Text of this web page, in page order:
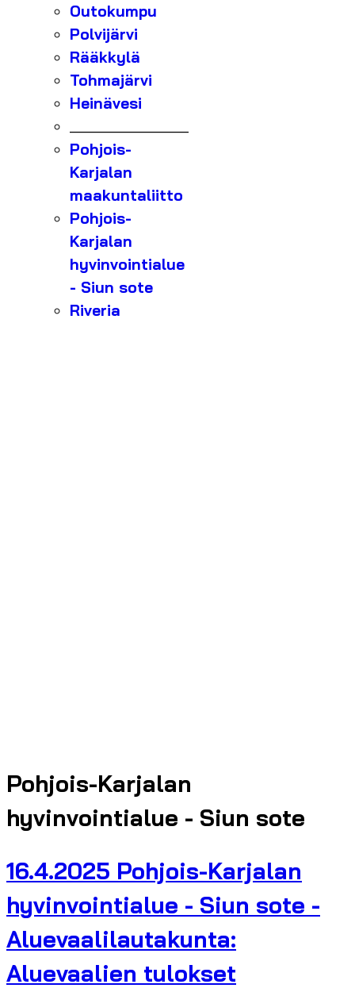
Outokumpu
Polvijärvi
Rääkkylä
Tohmajärvi
Heinävesi
Pohjois-
Karjalan
maakuntaliitto
Pohjois-
Karjalan
hyvinvointialue
- Siun sote
Riveria
Pohjois-Karjalan
hyvinvointialue - Siun sote
16.4.2025 Pohjois-Karjalan
hyvinvointialue - Siun sote -
Aluevaalilautakunta:
Aluevaalien tulokset